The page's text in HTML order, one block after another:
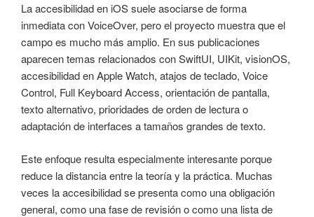
La accesibilidad en iOS suele asociarse de forma
inmediata con VoiceOver, pero el proyecto muestra que el
campo es mucho más amplio. En sus publicaciones
aparecen temas relacionados con SwiftUI, UIKit, visionOS,
accesibilidad en Apple Watch, atajos de teclado, Voice
Control, Full Keyboard Access, orientación de pantalla,
texto alternativo, prioridades de orden de lectura o
adaptación de interfaces a tamaños grandes de texto.
Este enfoque resulta especialmente interesante porque
reduce la distancia entre la teoría y la práctica. Muchas
veces la accesibilidad se presenta como una obligación
general, como una fase de revisión o como una lista de